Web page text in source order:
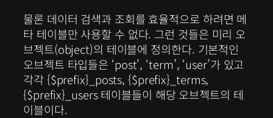
물론 데이터 검색과 조회를 효율적으로 하려면 메
타 테이블만 사용할 수 없다. 그런 것들은 미리 오
브젝트(object)의 테이블에 정의한다. 기본적인
오브젝트 타입들은 ‘post’, ‘term’, ‘user’가 있고
각각 {$prefix}_posts, {$prefix}_terms,
{$prefix}_users 테이블들이 해당 오브젝트의 테
이블이다.